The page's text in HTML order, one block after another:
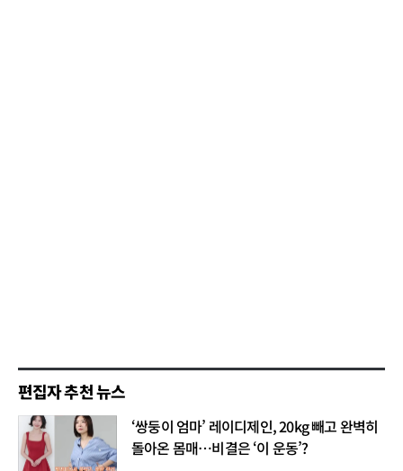
편집자 추천 뉴스
‘쌍둥이 엄마’ 레이디제인, 20kg 빼고 완벽히
돌아온 몸매…비결은 ‘이 운동’?